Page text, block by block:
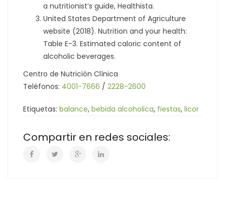
a nutritionist’s guide, Healthista.
United States Department of Agriculture
website (2018). Nutrition and your health:
Table E-3. Estimated caloric content of
alcoholic beverages.
Centro de Nutrición Clínica
Teléfonos: 4001-7666 / 2228-2600
Etiquetas: balance, bebida alcoholica, fiestas, licor
Compartir en redes sociales: